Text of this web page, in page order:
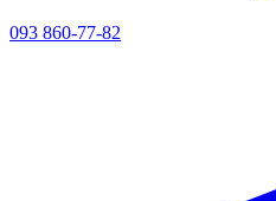
093 860-77-82